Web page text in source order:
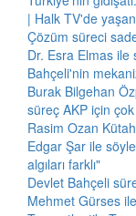
| Halk TV'de
Çözüm süreci
Dr. Esra Elmas
Bahçeli'nin
Burak Bilgehan
süreç AKP için
Rasim Ozan
Edgar Şar ile
algıları farklı"
Devlet Bahçeli
Mehmet Gürses